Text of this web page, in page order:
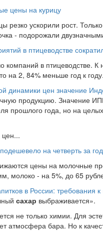
цены на курицу
резко ускорили рост.
- подорожали
в птицеводстве
компаний в птицеводстве.
на 2, 84% меньше год к
динамики цен значение
продукцию. Значение
прошлого года, но на
на четверть за год
цены на молочные
молоко - на 5%, до 65
в России: требования к
сахар выбраживается».
не только химии. Для
атмосфера бара. Но к